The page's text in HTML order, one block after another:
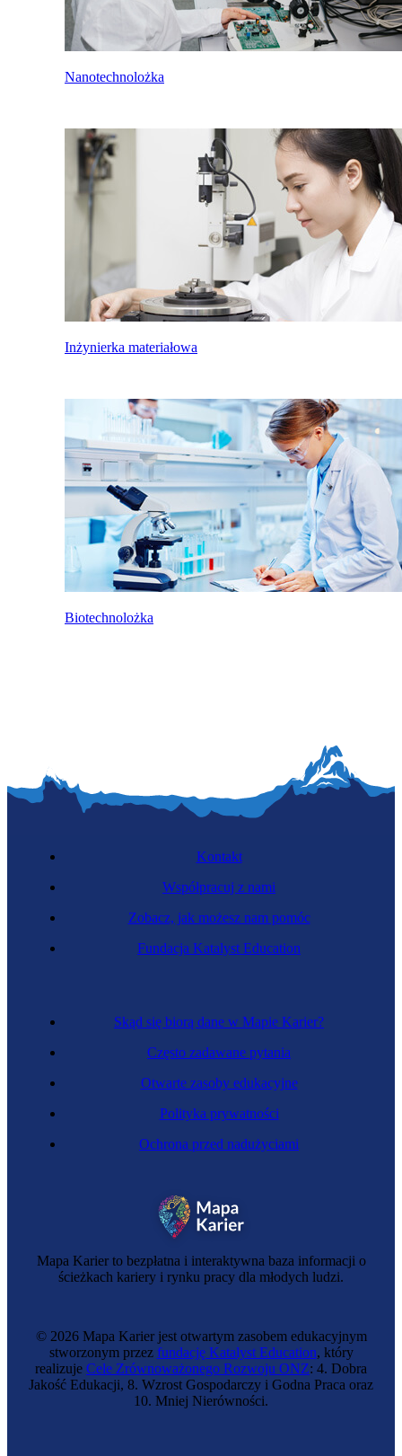
Nanotechnolożka
Inżynierka materiałowa
Biotechnolożka
Mapa Karier to bezpłatna i interaktywna baza informacji o
ścieżkach kariery i rynku pracy dla młodych ludzi.
Skąd się biorą dane w Mapie Karier?
Często zadawane pytania
Otwarte zasoby edukacyjne
Polityka prywatności
Ochrona przed nadużyciami
Kontakt
Współpracuj z nami
Zobacz, jak możesz nam pomóc
Fundacja Katalyst Education
© 2026 Mapa Karier jest otwartym zasobem edukacyjnym
stworzonym przez fundację Katalyst Education, który
realizuje Cele Zrównoważonego Rozwoju ONZ: 4. Dobra
Jakość Edukacji, 8. Wzrost Gospodarczy i Godna Praca oraz
10. Mniej Nierówności.